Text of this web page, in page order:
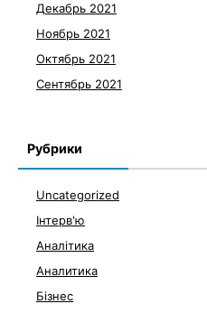
Декабрь 2021
Ноябрь 2021
Октябрь 2021
Сентябрь 2021
Рубрики
Uncategorized
Інтерв'ю
Аналітика
Аналитика
Бізнес